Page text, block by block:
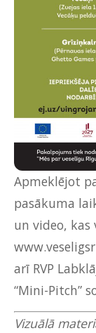
Apmeklējot
pasākuma
un video,
arī RVP
“Mini-Pitch”
Vizuālā